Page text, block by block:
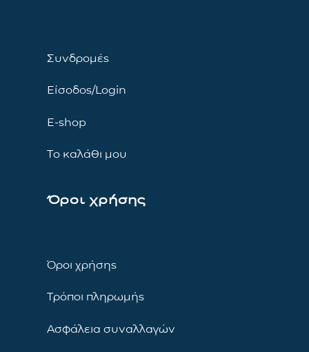
Συνδρομές
Είσοδος/Login
E-shop
Το καλάθι μου
Όροι χρήσης
Όροι χρήσης
Τρόποι πληρωμής
Ασφάλεια συναλλαγών